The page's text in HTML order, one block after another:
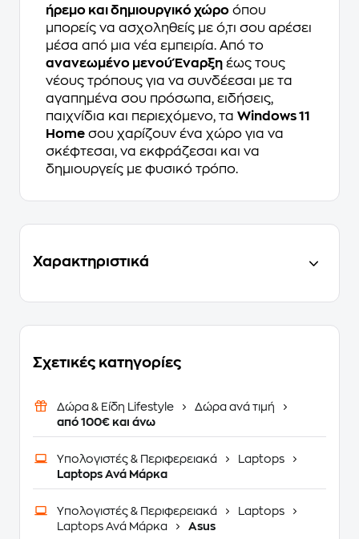
ήρεμο και δημιουργικό χώρο όπου
μπορείς να ασχοληθείς με ό,τι σου αρέσει
μέσα από μια νέα εμπειρία. Από το
ανανεωμένο μενού Έναρξη έως τους
νέους τρόπους για να συνδέεσαι με τα
αγαπημένα σου πρόσωπα, ειδήσεις,
παιχνίδια και περιεχόμενο, τα Windows 11
Home σου χαρίζουν ένα χώρο για να
σκέφτεσαι, να εκφράζεσαι και να
δημιουργείς με φυσικό τρόπο.
Χαρακτηριστικά
Σχετικές κατηγορίες
Δώρα & Είδη Lifestyle
Δώρα ανά τιμή
από 100€ και άνω
Υπολογιστές & Περιφερειακά
Laptops
Laptops Ανά Μάρκα
Υπολογιστές & Περιφερειακά
Laptops
Laptops Ανά Μάρκα
Asus